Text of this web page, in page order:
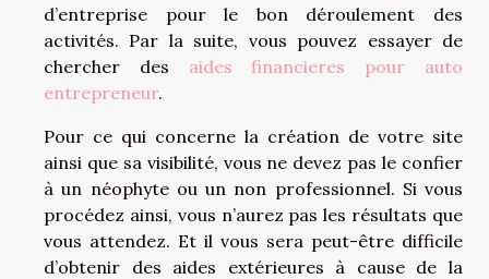
d’entreprise pour le bon déroulement des
activités. Par la suite, vous pouvez essayer de
chercher des aides financieres pour auto
entrepreneur.
Pour ce qui concerne la création de votre site
ainsi que sa visibilité, vous ne devez pas le confier
à un néophyte ou un non professionnel. Si vous
procédez ainsi, vous n’aurez pas les résultats que
vous attendez. Et il vous sera peut-être difficile
d’obtenir des aides extérieures à cause de la